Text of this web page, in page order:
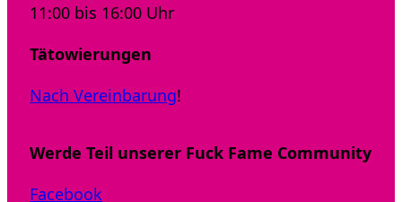
11:00 bis 16:00 Uhr
Tätowierungen
Nach Vereinbarung!
Werde Teil unserer Fuck Fame Community
Facebook